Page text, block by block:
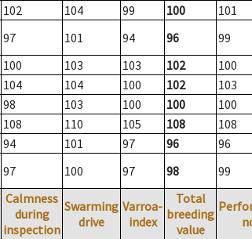
102 104 99 100
101
97 101 94 96
99
100 103 103 102
100
104 104 100 102
103
98 103 100 100
100
108 110 105 108
108
94 101 97 96
96
97 100 97 98 99
Calmness
during
inspection
Swarming
drive
Varroa-
index
Total
breeding
value